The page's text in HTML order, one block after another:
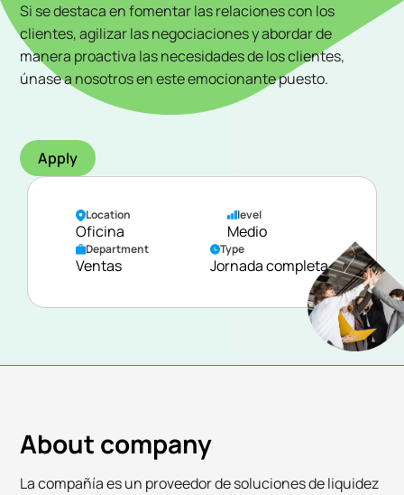
Si se destaca en fomentar las relaciones con los
clientes, agilizar las negociaciones y abordar de
manera proactiva las necesidades de los clientes,
únase a nosotros en este emocionante puesto.
Apply
Location
Oficina
level
Medio
Department
Ventas
Type
Jornada completa
About company
La compañía es un proveedor de soluciones de liquidez